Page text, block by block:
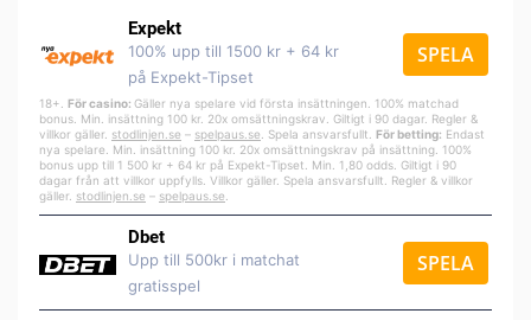
Expekt
100% upp till 1500 kr + 64 kr
på Expekt-Tipset
SPELA
18+. För casino: Gäller nya spelare vid första insättningen. 100% matchad
bonus. Min. insättning 100 kr. 20x omsättningskrav. Giltigt i 90 dagar. Regler &
villkor gäller. stodlinjen.se – spelpaus.se . Spela ansvarsfullt. För betting: Endast
nya spelare. Min. insättning 100 kr. 20x omsättningskrav på insättning. 100%
bonus upp till 1 500 kr + 64 kr på Expekt-Tipset. Min. 1,80 odds. Giltigt i 90
dagar från att villkor uppfylls. Villkor gäller. Spela ansvarsfullt. Regler & villkor
gäller. stodlinjen.se – spelpaus.se
Dbet
Upp till 500kr i matchat
gratisspel
SPELA